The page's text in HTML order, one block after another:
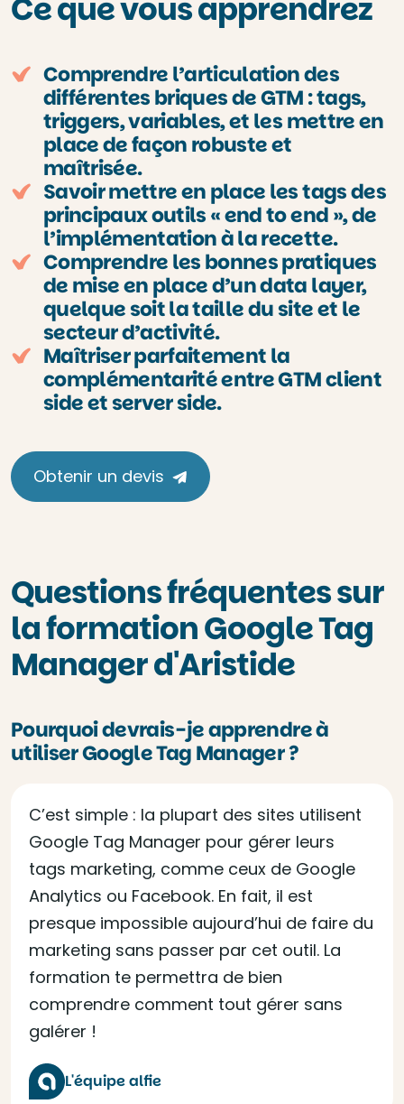
Ce que vous apprendrez
Comprendre l’articulation des
différentes briques de GTM : tags,
triggers, variables, et les mettre en
place de façon robuste et
maîtrisée.
Savoir mettre en place les tags des
principaux outils « end to end », de
l’implémentation à la recette.
Comprendre les bonnes pratiques
de mise en place d’un data layer,
quelque soit la taille du site et le
secteur d’activité.
Maîtriser parfaitement la
complémentarité entre GTM client
side et server side.
Obtenir un devis
Questions fréquentes sur
la formation Google Tag
Manager d'Aristide
Pourquoi devrais-je apprendre à
utiliser Google Tag Manager ?
C’est simple : la plupart des sites utilisent
Google Tag Manager pour gérer leurs
tags marketing, comme ceux de Google
Analytics ou Facebook. En fait, il est
presque impossible aujourd’hui de faire du
marketing sans passer par cet outil. La
formation te permettra de bien
comprendre comment tout gérer sans
galérer !
L'équipe alfie